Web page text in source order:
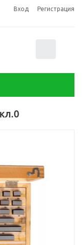
Вход Регистрация